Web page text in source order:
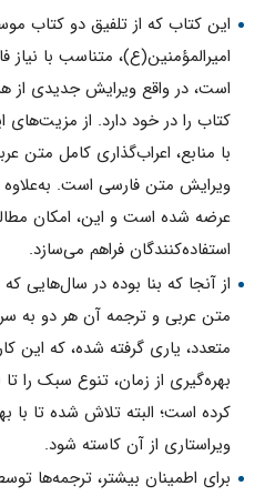
این کتاب که از تلفیق دو کتاب
امیرالمؤمنین(ع)، متناسب با نیاز
است، در واقع ویرایش جدیدى از
کتاب را در خود دارد. از مزیت‌هاى
با منابع، اعراب‌گذارى کامل متن
ویرایش متن فارسى است.
عرضه شده است و این، امکان
استفاده‌کنندگان فراهم مى‌سازد.
از آنجا که بنا بوده در سال‌هایى که
متن عربى و ترجمه آن هر دو به
متعدد، یارى گرفته شده، که این
بهره‌گیرى از زمان، تنوع سبک را
کرده است؛ البته تلاش شده تا با
ویراستارى از آن کاسته شود.
براى اطمینان بیشتر، ترجمه‌ها